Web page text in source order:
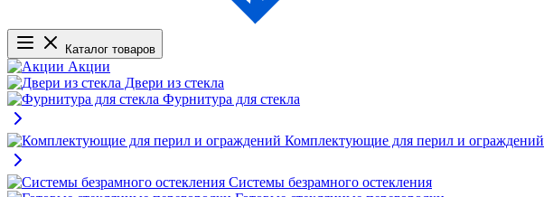
Каталог товаров
Акции
Двери из стекла
Фурнитура для стекла
Комплектующие для перил и ограждений
Системы безрамного остекления